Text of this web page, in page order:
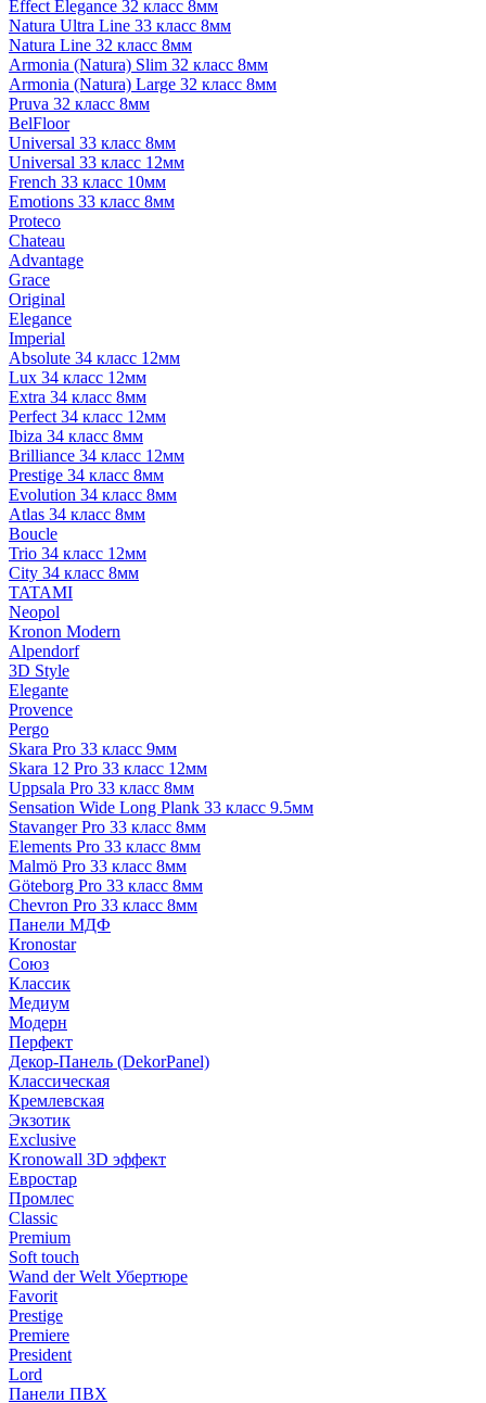
Effect Elegance 32 класс 8мм
Natura Ultra Line 33 класс 8мм
Natura Line 32 класс 8мм
Armonia (Natura) Slim 32 класс 8мм
Armonia (Natura) Large 32 класс 8мм
Pruva 32 класс 8мм
BelFloor
Universal 33 класс 8мм
Universal 33 класс 12мм
French 33 класс 10мм
Emotions 33 класс 8мм
Proteco
Chateau
Advantage
Grace
Original
Elegance
Imperial
Absolute 34 класс 12мм
Lux 34 класс 12мм
Extra 34 класс 8мм
Perfect 34 класс 12мм
Ibiza 34 класс 8мм
Brilliance 34 класс 12мм
Prestige 34 класс 8мм
Evolution 34 класс 8мм
Atlas 34 класс 8мм
Boucle
Trio 34 класс 12мм
City 34 класс 8мм
TATAMI
Neopol
Kronon Modern
Alpendorf
3D Style
Elegante
Provence
Pergo
Skara Pro 33 класс 9мм
Skara 12 Pro 33 класс 12мм
Uppsala Pro 33 класс 8мм
Sensation Wide Long Plank 33 класс 9.5мм
Stavanger Pro 33 класс 8мм
Elements Pro 33 класс 8мм
Malmö Pro 33 класс 8мм
Göteborg Pro 33 класс 8мм
Chevron Pro 33 класс 8мм
Панели МДФ
Кronostar
Союз
Классик
Медиум
Модерн
Перфект
Декор-Панель (DekorPanel)
Классическая
Кремлевская
Экзотик
Exclusive
Kronowall 3D эффект
Евростар
Промлес
Classic
Premium
Soft touch
Wand der Welt Убертюре
Favorit
Prestige
Premiere
President
Lord
Панели ПВХ